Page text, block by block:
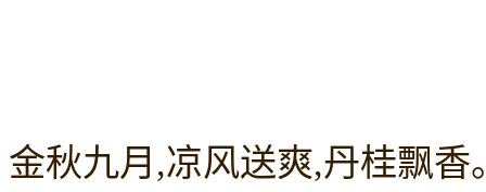
金秋九月,凉风送爽,丹桂飘香